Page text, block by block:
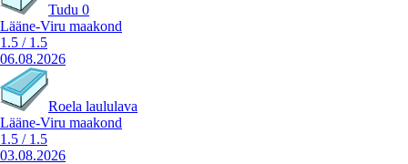
Tudu 0
Lääne-Viru maakond
1.5 / 1.5
06.08.2026
Roela laululava
Lääne-Viru maakond
1.5 / 1.5
03.08.2026